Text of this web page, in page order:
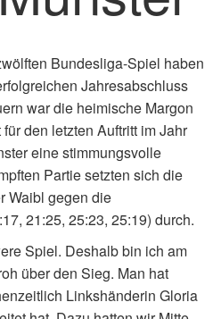
Bundesliga-Spiel haben
Jahresabschluss
war die heimische Margon
den letzten Auftritt im Jahr
eine stimmungsvolle
Partie setzten sich die
Waibl gegen die
21:25, 25:23, 25:19) durch.
Spiel. Deshalb bin ich am
über den Sieg. Man hat
Linkshänderin Gloria